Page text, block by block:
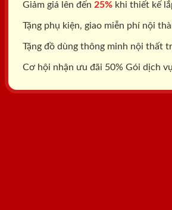
Giảm giá lên đến 25% khi thiết kế
Tặng phụ kiện, giao miễn phí nội
Tặng đồ dùng thông minh nội thất
Cơ hội nhận ưu đãi 50% Gói dịch